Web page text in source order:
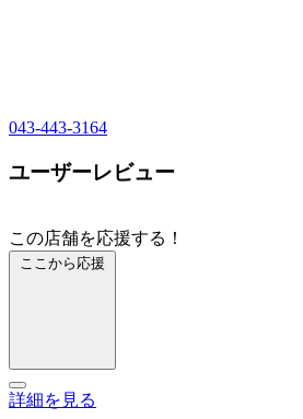
043-443-3164
ユーザーレビュー
この店舗を応援する！
ここから応援
詳細を見る